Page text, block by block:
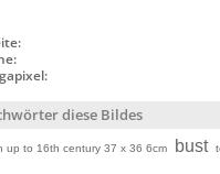
diese Bildes
up to 16th century 37 x 36 6cm bust